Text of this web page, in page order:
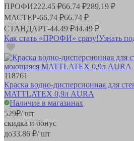
ПРОФИ222.45 ₽66.74 ₽289.19 ₽
МАСТЕР-66.74 ₽66.74 ₽
СТАНДАРТ-44.49 ₽44.49 ₽
Как стать «ПРОФИ» сразу!Узнать
118761
Краска водно-дисперсионная для
MATTLATEX 0,9л AURA
Наличие в магазинах
529₽/ шт
скидка и бонус
до33.86 ₽/ шт